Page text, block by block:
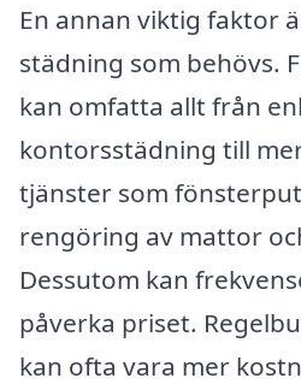
En annan viktig faktor
städning som behövs.
kan omfatta allt från
kontorsstädning till
tjänster som
rengöring av mattor
Dessutom kan
påverka priset.
kan ofta vara mer